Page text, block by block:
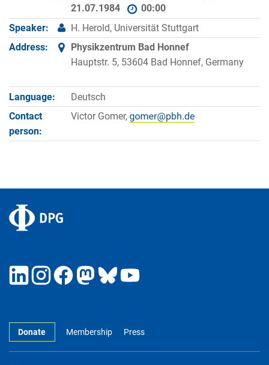
21.07.1984
00:00
Speaker:
H. Herold, Universität Stuttgart
Address:
Physikzentrum Bad Honnef
Hauptstr. 5, 53604 Bad Honnef, Germany
Language:
Deutsch
Contact
person:
Victor Gomer,
Donate Membership Press